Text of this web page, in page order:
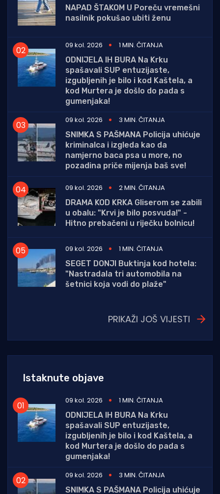
NAPAD ŠTAKOM U Poreču vremešni
nasilnik pokušao ubiti ženu
09 kol. 2026
1 MIN. ČITANJA
ODNIJELA IH BURA Na Krku
spašavali SUP entuzijaste,
izgubljenih je bilo i kod Kaštela, a
kod Murtera je došlo do pada s
gumenjaka!
09 kol. 2026
3 MIN. ČITANJA
SNIMKA S PAŠMANA Policija uhićuje
kriminalca i izgleda kao da
namjerno baca psa u more, no
pozadina priče mijenja baš sve!
09 kol. 2026
2 MIN. ČITANJA
DRAMA KOD KRKA Gliserom se zabili
u obalu: "Krvi je bilo posvuda!" -
Hitno prebačeni u riječku bolnicu!
09 kol. 2026
1 MIN. ČITANJA
SEGET DONJI Buktinja kod hotela:
"Nastradala tri automobila na
šetnici koja vodi do plaže"
PRIKAŽI JOŠ VIJESTI
Istaknute objave
09 kol. 2026
1 MIN. ČITANJA
ODNIJELA IH BURA Na Krku
spašavali SUP entuzijaste,
izgubljenih je bilo i kod Kaštela, a
kod Murtera je došlo do pada s
gumenjaka!
09 kol. 2026
3 MIN. ČITANJA
SNIMKA S PAŠMANA Policija uhićuje